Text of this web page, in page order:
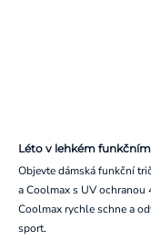
Léto v lehkém
Objevte dámská funkční
a Coolmax s UV ochranou
Coolmax rychle schne a
sport.